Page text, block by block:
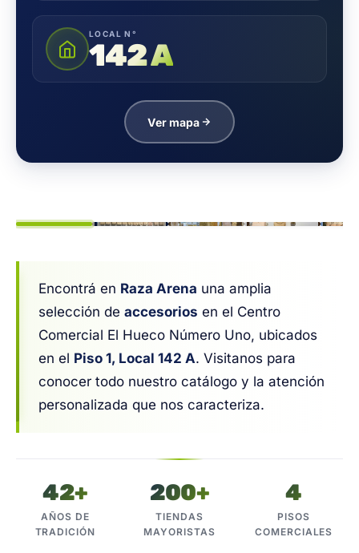
LOCAL N°
142 A
Ver mapa
Encontrá en Raza Arena una amplia
selección de accesorios en el Centro
Comercial El Hueco Número Uno, ubicados
en el Piso 1, Local 142 A. Visitanos para
conocer todo nuestro catálogo y la atención
personalizada que nos caracteriza.
42+
AÑOS DE
TRADICIÓN
200+
TIENDAS
MAYORISTAS
4
PISOS
COMERCIALES